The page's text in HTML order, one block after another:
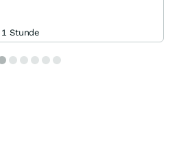
Stunde